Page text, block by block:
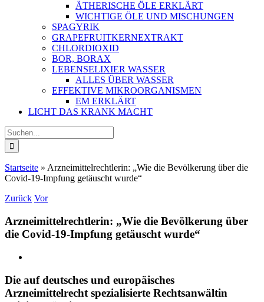
ÄTHERISCHE ÖLE ERKLÄRT
WICHTIGE ÖLE UND MISCHUNGEN
SPAGYRIK
GRAPEFRUITKERNEXTRAKT
CHLORDIOXID
BOR, BORAX
LEBENSELIXIER WASSER
ALLES ÜBER WASSER
EFFEKTIVE MIKROORGANISMEN
EM ERKLÄRT
LICHT DAS KRANK MACHT
Suche
nach:
Startseite » Arzneimittelrechtlerin: „Wie die Bevölkerung über die
Covid-19-Impfung getäuscht wurde“
Zurück Vor
Arzneimittelrechtlerin: „Wie die Bevölkerung über
die Covid-19-Impfung getäuscht wurde“
Bild
Die auf deutsches und europäisches
Arzneimittelrecht spezialisierte Rechtsanwältin